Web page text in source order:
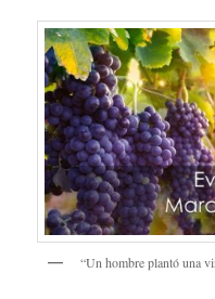
“Un hombre plantó una